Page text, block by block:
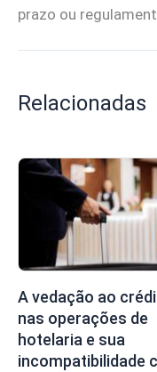
prazo ou
Relacionadas
A vedação ao
nas operações de
hotelaria e sua
incompatibilidade